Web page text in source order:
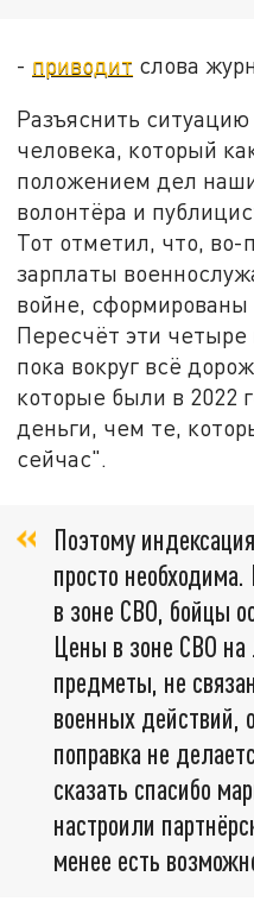
- приводит слова
Разъяснить
человека, который
положением дел
волонтёра и
Тот отметил, что,
зарплаты
войне, сформированы
Пересчёт эти четыре
пока вокруг всё
которые были в 2022
деньги, чем те,
сейчас".
Поэтому
просто необходима.
в зоне СВО, бойцы
Цены в зоне СВО
предметы, не
военных действий,
поправка не
сказать спасибо
настроили
менее есть